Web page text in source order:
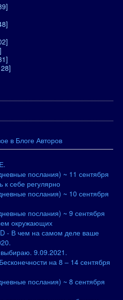
в Блоге Авторов
послания) ~ 11 сентября
к себе регулярно
послания) ~ 10 сентября
послания) ~ 9 сентября
окружающих
- В чем на самом деле ваше
9.09.2021.
на 8 – 14 сентября
послания) ~ 8 сентября